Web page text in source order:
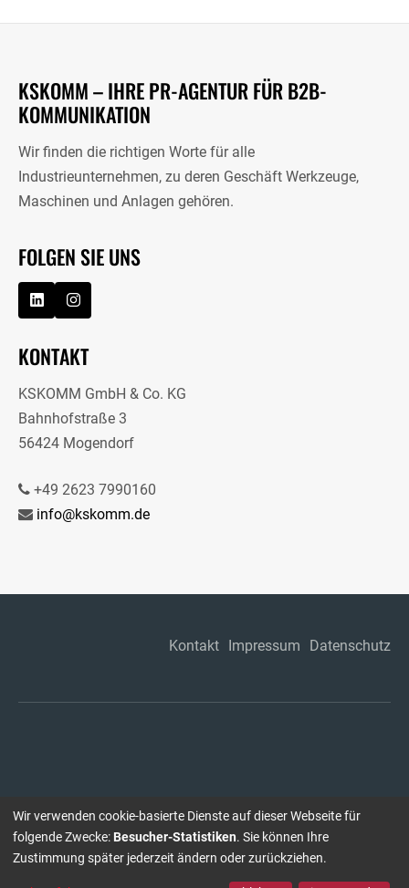
KSKOMM – IHRE PR-AGENTUR FÜR B2B-
KOMMUNIKATION
Wir finden die richtigen Worte für alle
Industrieunternehmen, zu deren Geschäft Werkzeuge,
Maschinen und Anlagen gehören.
FOLGEN SIE UNS
KONTAKT
KSKOMM GmbH & Co. KG
Bahnhofstraße 3
56424 Mogendorf
+49 2623 7990160
info@kskomm.de
Kontakt Impressum Datenschutz
Wir verwenden cookie-basierte Dienste auf dieser Webseite für
folgende Zwecke: Besucher-Statistiken. Sie können Ihre
Zustimmung später jederzeit ändern oder zurückziehen.